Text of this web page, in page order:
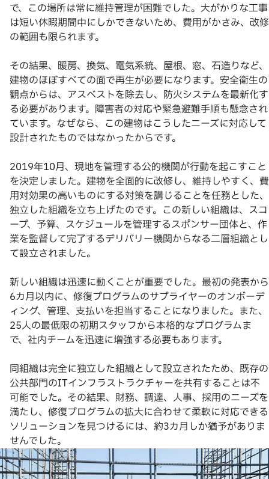
で、この場所は常に維持管理が困難でした。大がかりな工事
は短い休暇期間中にしかできないため、費用がかさみ、改修
の範囲も限られます。
その結果、暖房、換気、電気系統、屋根、窓、石造りなど、
建物のほぼすべての面で再生が必要になります。安全衛生の
観点からは、アスベストを除去し、防火システムを最新化す
る必要があります。障害者の対応や緊急避難手順も懸念され
ています。なぜなら、この建物はこうしたニーズに対応して
設計されたものではなかったからです。
2019年10月、現地を管理する公的機関が行動を起こすこと
を決定しました。建物を全面的に改修し、維持しやすく、費
用対効果の高いものにする対策を講じることを任務とした、
独立した組織を立ち上げたのです。この新しい組織は、スコ
ープ、予算、スケジュールを管理するスポンサー団体と、作
業を監督して完了するデリバリー機関からなる二層組織とし
て設立されました。
新しい組織は迅速に動くことが重要でした。最初の発表から
6カ月以内に、修復プログラムのサプライヤーのオンボーデ
ィング、管理、支払いを担当することになりました。また、
25人の最低限の初期スタッフから本格的なプログラムま
で、社内チームを迅速に増強する必要もあります。
同組織は完全に独立した組織として設立されたため、既存の
公共部門のITインフラストラクチャーを共有することは不
可能でした。その結果、財務、調達、人事、採用のニーズを
満たし、修復プログラムの拡大に合わせて柔軟に対応できる
ソリューションを見つけるには、約3カ月しか猶予がありま
せんでした。